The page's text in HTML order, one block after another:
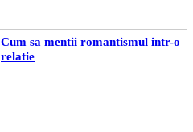
Cum sa mentii romantismul intr-o
relatie